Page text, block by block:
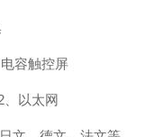
容触控屏
、以太网